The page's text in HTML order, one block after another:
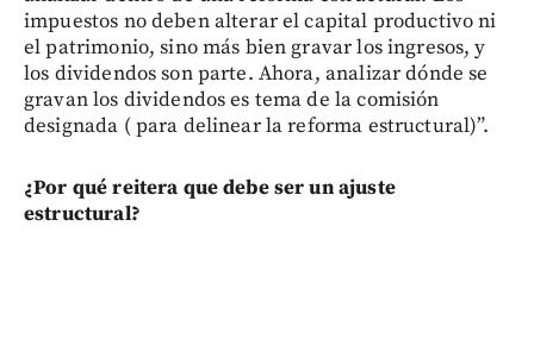
impuestos no deben alterar el capital productivo ni
el patrimonio, sino más bien gravar los ingresos, y
los dividendos son parte. Ahora, analizar dónde se
gravan los dividendos es tema de la comisión
designada ( para delinear la reforma estructural)”.
¿Por qué reitera que debe ser un ajuste
estructural?